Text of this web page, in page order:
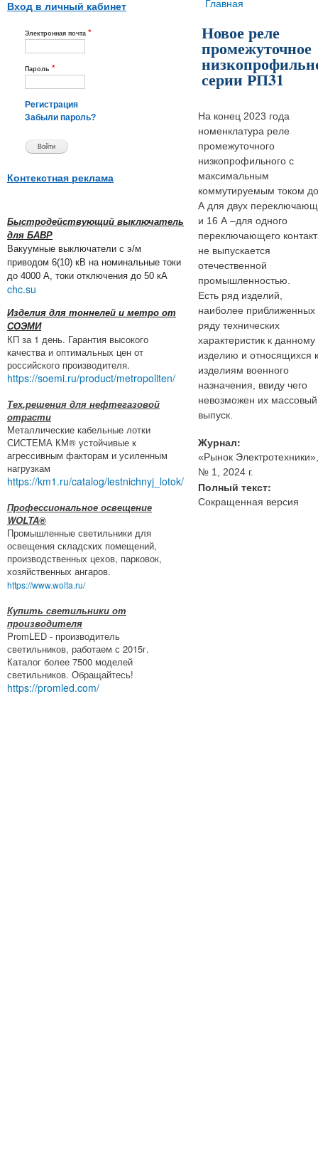
Вход в личный кабинет
Электронная почта *
Пароль *
Регистрация
Забыли пароль?
Контекстная реклама
Быстродействующий выключатель
для БАВР
Вакуумные выключатели с э/м
приводом 6(10) кВ на номинальные токи
до 4000 А, токи отключения до 50 кА
chc.su
Изделия для тоннелей и метро от
СОЭМИ
КП за 1 день. Гарантия высокого
качества и оптимальных цен от
российского производителя.
https://soemi.ru/product/metropoliten/
Тех.решения для нефтегазовой
отрасти
Металлические кабельные лотки
СИСТЕМА КМ® устойчивые к
агрессивным факторам и усиленным
нагрузкам
https://km1.ru/catalog/lestnichnyj_lotok/
Профессиональное освещение
WOLTA®
Промышленные светильники для
освещения складских помещений,
производственных цехов, парковок,
хозяйственных ангаров.
https://www.wolta.ru/
Купить светильники от
производителя
PromLED - производитель
светильников, работаем с 2015г.
Каталог более 7500 моделей
светильников. Обращайтесь!
https://promled.com/
Вы здесь
Главная
Новое реле
промежуточное
серии РП31
На конец 2023 года
номенклатура реле
промежуточного
низкопрофильного с
максимальным
коммутируемым током
А для двух
и 16 А –для одного
переключающего
не выпускается
отечественной
промышленностью.
Есть ряд изделий,
наиболее приближенных
ряду технических
характеристик к данному
изделию и относящихся к
изделиям военного
назначения, ввиду чего
невозможен их массовый
выпуск.
Журнал:
«Рынок Электротехники»,
№ 1, 2024 г.
Полный текст:
Сокращенная версия